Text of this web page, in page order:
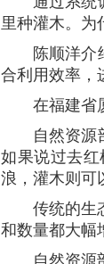
里种灌木。为
陈顺洋介
合利用效率，
在福建省
自然资源
如果说过去红
浪，灌木则可
传统的生
和数量都大幅
自然资源